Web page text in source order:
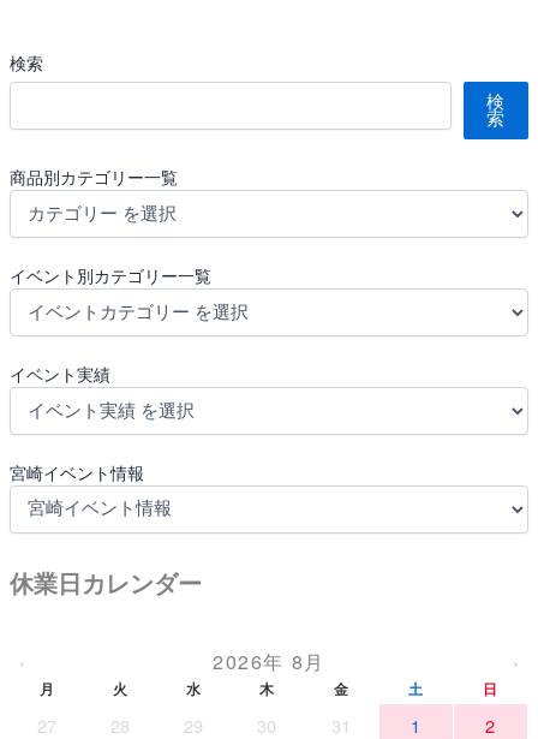
検索
検
索
商品別カテゴリー一覧
イベント別カテゴリー一覧
イベント実績
宮崎イベント情報
休業日カレンダー
‹ 2026年 8月 ›
月 火 水 木 金 土 日
27 28 29 30 31 1
2